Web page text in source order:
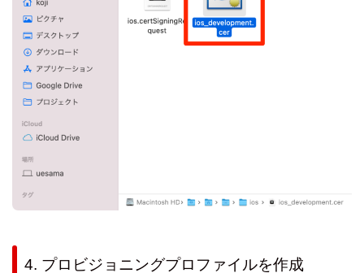
4. プロビジョニングプロファイルを作成